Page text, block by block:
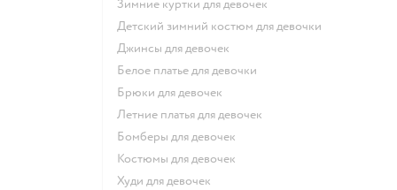
Зимние куртки для девочек
Детский зимний костюм для девочки
Джинсы для девочек
Белое платье для девочки
Брюки для девочек
Летние платья для девочек
Бомберы для девочек
Костюмы для девочек
Худи для девочек